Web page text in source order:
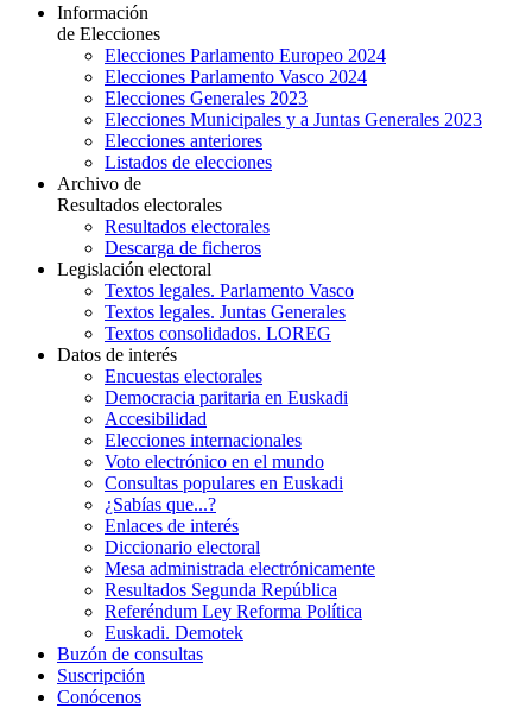
Información
de Elecciones
Elecciones Parlamento Europeo 2024
Elecciones Parlamento Vasco 2024
Elecciones Generales 2023
Elecciones Municipales y a Juntas Generales 2023
Elecciones anteriores
Listados de elecciones
Archivo de
Resultados electorales
Resultados electorales
Descarga de ficheros
Legislación electoral
Textos legales. Parlamento Vasco
Textos legales. Juntas Generales
Textos consolidados. LOREG
Datos de interés
Encuestas electorales
Democracia paritaria en Euskadi
Accesibilidad
Elecciones internacionales
Voto electrónico en el mundo
Consultas populares en Euskadi
¿Sabías que...?
Enlaces de interés
Diccionario electoral
Mesa administrada electrónicamente
Resultados Segunda República
Referéndum Ley Reforma Política
Euskadi. Demotek
Buzón de consultas
Suscripción
Conócenos